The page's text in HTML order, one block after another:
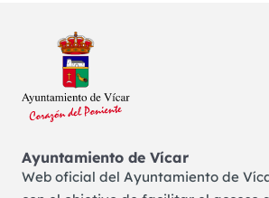
Ayuntamiento de Vícar
Web oficial del Ayuntamiento de